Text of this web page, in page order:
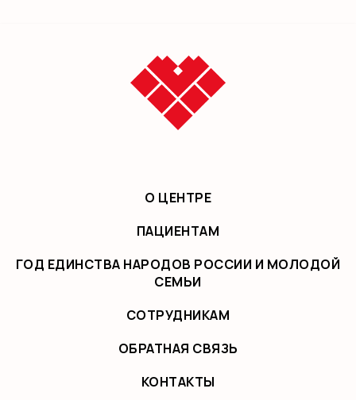
О ЦЕНТРЕ
ПАЦИЕНТАМ
ГОД ЕДИНСТВА НАРОДОВ РОССИИ И МОЛОДОЙ
СЕМЬИ
СОТРУДНИКАМ
ОБРАТНАЯ СВЯЗЬ
КОНТАКТЫ